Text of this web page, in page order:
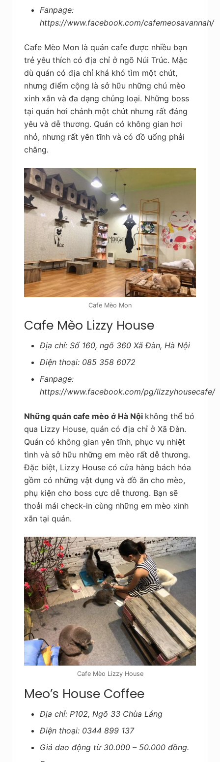
Fanpage:
https://www.facebook.com/cafemeosavannah/
Cafe Mèo Mon là quán cafe được nhiều bạn
trẻ yêu thích có địa chỉ ở ngõ Núi Trúc. Mặc
dù quán có địa chỉ khá khó tìm một chút,
nhưng điểm cộng là sở hữu những chú mèo
xinh xắn và đa dạng chủng loại. Những boss
tại quán hơi chảnh một chút nhưng rất đáng
yêu và dễ thương. Quán có không gian hơi
nhỏ, nhưng rất yên tĩnh và có đồ uống phải
chăng.
Cafe Mèo Mon
Cafe Mèo Lizzy House
Địa chỉ: Số 160, ngõ 360 Xã Đàn, Hà Nội
Điện thoại: 085 358 6072
Fanpage:
https://www.facebook.com/pg/lizzyhousecafe/
Những quán cafe mèo ở Hà Nội không thể bỏ
qua Lizzy House, quán có địa chỉ ở Xã Đàn.
Quán có không gian yên tĩnh, phục vụ nhiệt
tình và sở hữu những em mèo rất dễ thương.
Đặc biệt, Lizzy House có cửa hàng bách hóa
gồm có những vật dụng và đồ ăn cho mèo,
phụ kiện cho boss cực dễ thương. Bạn sẽ
thoải mái check-in cùng những em mèo xinh
xắn tại quán.
Cafe Mèo Lizzy House
Meo’s House Coffee
Địa chỉ: P102, Ngõ 33 Chùa Láng
Điện thoại: 0344 899 137
Giá dao động từ 30.000 – 50.000 đồng.